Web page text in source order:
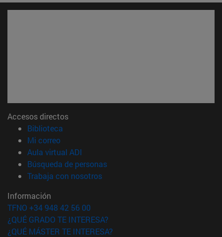
Accesos directos
Biblioteca
Mi correo(abre en nueva ventana)
Aula virtual ADI
Búsqueda de personas(abre en nueva ventana)
Trabaja con nosotros(abre en nueva ventana)
Información
TFNO +34 948 42 56 00
¿QUÉ GRADO TE INTERESA?
¿QUÉ MÁSTER TE INTERESA?